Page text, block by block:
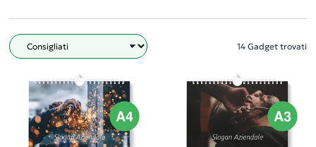
Filtro 14 Gadget trovati